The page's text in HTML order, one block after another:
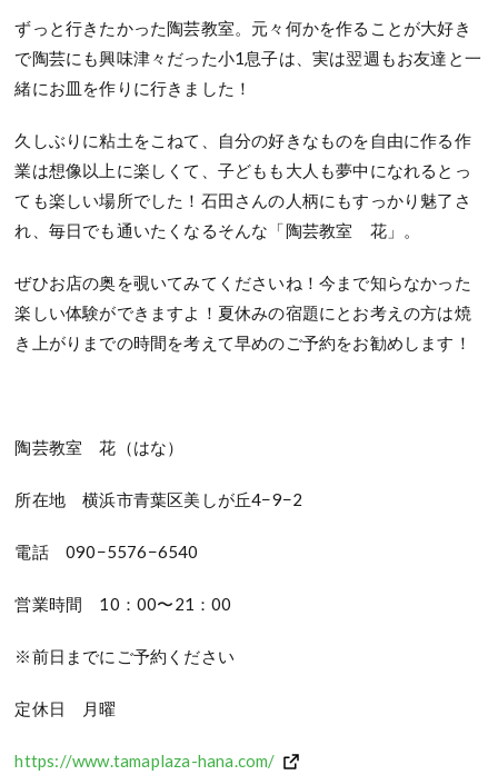
ずっと行きたかった陶芸教室。元々何かを作ることが大好き
で陶芸にも興味津々だった小1 息子は、実は翌週もお友達と一
緒にお皿を作りに行きました！
久しぶりに粘土をこねて、自分の好きなものを自由に作る作
業は想像以上に楽しくて、子どもも大人も夢中になれるとっ
ても楽しい場所でした！石田さんの人柄にもすっかり魅了さ
れ、毎日でも通いたくなるそんな「陶芸教室 花」。
ぜひお店の奥を覗いてみてくださいね！今まで知らなかった
楽しい体験ができますよ！夏休みの宿題にとお考えの方は焼
き上がりまでの時間を考えて早めのご予約をお勧めします！
陶芸教室 花（はな）
所在地 横浜市青葉区美しが丘4−9−2
電話090−5576−6540
営業時間 10 ：00〜21 ：00
※前日までにご予約ください
定休日 月曜
https://www.tamaplaza-hana.com/